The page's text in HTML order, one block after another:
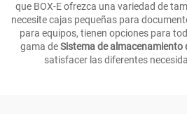
que BOX-E ofrezca una variedad de
necesite cajas pequeñas para
para equipos, tienen opciones para
gama deSistema de almacenamiento
satisfacer las diferentes